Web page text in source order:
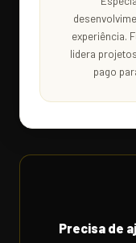
experiência.
lidera
pago
Precisa de